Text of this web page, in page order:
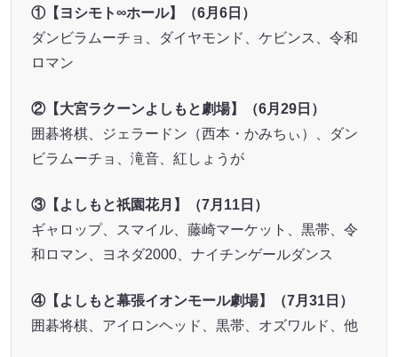
①【ヨシモト∞ホール】（6月6日）
ダンビラムーチョ、ダイヤモンド、ケビンス、令和
ロマン
②【大宮ラクーンよしもと劇場】（6月29日）
囲碁将棋、ジェラードン（西本・かみちぃ）、ダン
ビラムーチョ、滝音、紅しょうが
③【よしもと祇園花月】（7月11日）
ギャロップ、スマイル、藤崎マーケット、黒帯、令
和ロマン、ヨネダ2000、ナイチンゲールダンス
④【よしもと幕張イオンモール劇場】（7月31日）
囲碁将棋、アイロンヘッド、黒帯、オズワルド、他